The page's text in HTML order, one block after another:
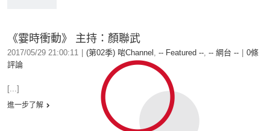
《霎時衝動》 主持：顏聯武
2017/05/29 21:00:11 (第02季) 啱Channel , -- Featured --, -- 網台 --
0條
評論
[...]
進一步了解